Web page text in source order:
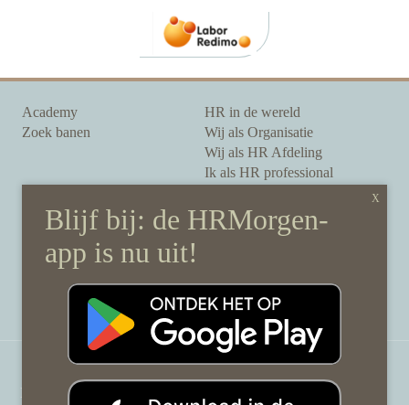
Academy
Zoek banen
HR in de wereld
Wij als Organisatie
Wij als HR Afdeling
Ik als HR professional
Onze auteurs
Onze partners
Sponsoring
Over HRMorgen
Disclaimer & gedragscode
HRMorgen.nl